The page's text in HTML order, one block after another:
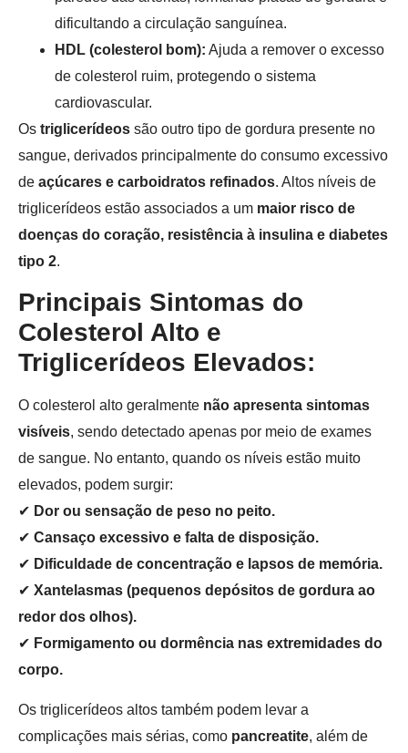
dificultando a circulação sanguínea.
HDL (colesterol bom): Ajuda a remover o excesso
de colesterol ruim, protegendo o sistema
cardiovascular.
Os triglicerídeos são outro tipo de gordura presente no
sangue, derivados principalmente do consumo excessivo
de açúcares e carboidratos refinados. Altos níveis de
triglicerídeos estão associados a um maior risco de
doenças do coração, resistência à insulina e diabetes
tipo 2.
Principais Sintomas do
Colesterol Alto e
Triglicerídeos Elevados:
O colesterol alto geralmente não apresenta sintomas
visíveis, sendo detectado apenas por meio de exames
de sangue. No entanto, quando os níveis estão muito
elevados, podem surgir:
✔ Dor ou sensação de peso no peito.
✔ Cansaço excessivo e falta de disposição.
✔ Dificuldade de concentração e lapsos de memória.
✔ Xantelasmas (pequenos depósitos de gordura ao
redor dos olhos).
✔ Formigamento ou dormência nas extremidades do
corpo.
Os triglicerídeos altos também podem levar a
complicações mais sérias, como pancreatite, além de